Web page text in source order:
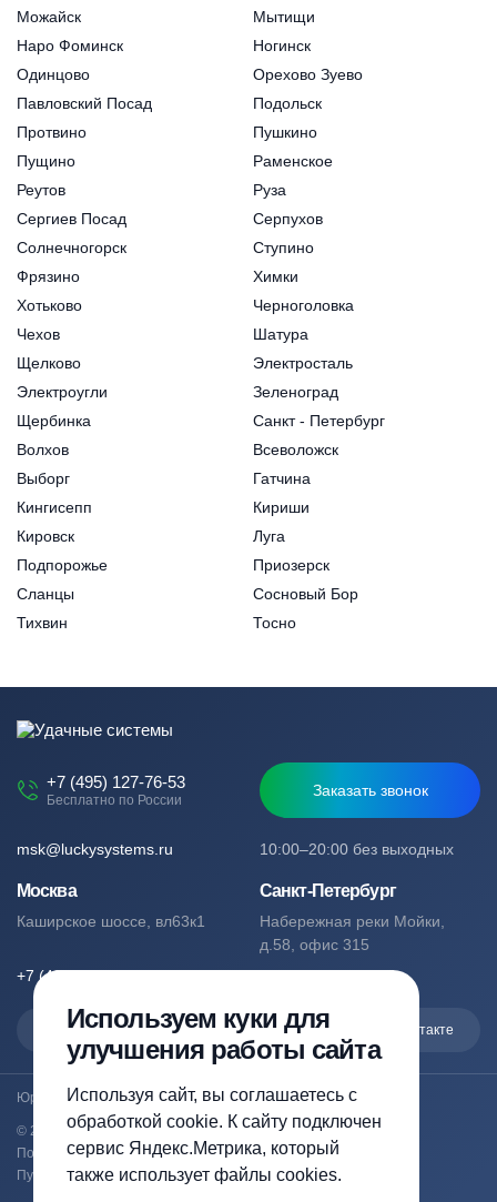
Можайск
Мытищи
Наро Фоминск
Ногинск
Одинцово
Орехово Зуево
Павловский Посад
Подольск
Протвино
Пушкино
Пущино
Раменское
Реутов
Руза
Сергиев Посад
Серпухов
Солнечногорск
Ступино
Фрязино
Химки
Хотьково
Черноголовка
Чехов
Шатура
Щелково
Электросталь
Электроугли
Зеленоград
Щербинка
Санкт - Петербург
Волхов
Всеволожск
Выборг
Гатчина
Кингисепп
Кириши
Кировск
Луга
Подпорожье
Приозерск
Сланцы
Сосновый Бор
Тихвин
Тосно
+7 (495) 127-76-53
Бесплатно по России
Заказать звонок
10:00–20:00 без выходных
msk@luckysystems.ru
Москва
Каширское шоссе, вл63к1
+7 (495) 127-76-53
Санкт-Петербург
Набережная реки Мойки,
д.58, офис 315
+7 (812) 244-49-61
Max Telegram Вконтакте
Юридический адрес: Москва, Каширское шоссе, вл63к1
© 2023-2026 luckysystems.ru | Все права защищены
Политика конфиденциальности
Публичная оферта
Используем куки для
улучшения работы сайта
Используя сайт, вы соглашаетесь с
обработкой cookie. К сайту подключен
сервис Яндекс.Метрика, который
также использует файлы cookies.